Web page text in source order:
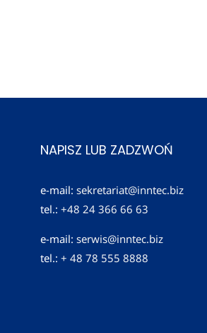
NAPISZ LUB ZADZWOŃ
e-mail:sekretariat@inntec.biz
tel.:+48 24 366 66 63
e-mail:serwis@inntec.biz
tel.:+ 48 78 555 8888